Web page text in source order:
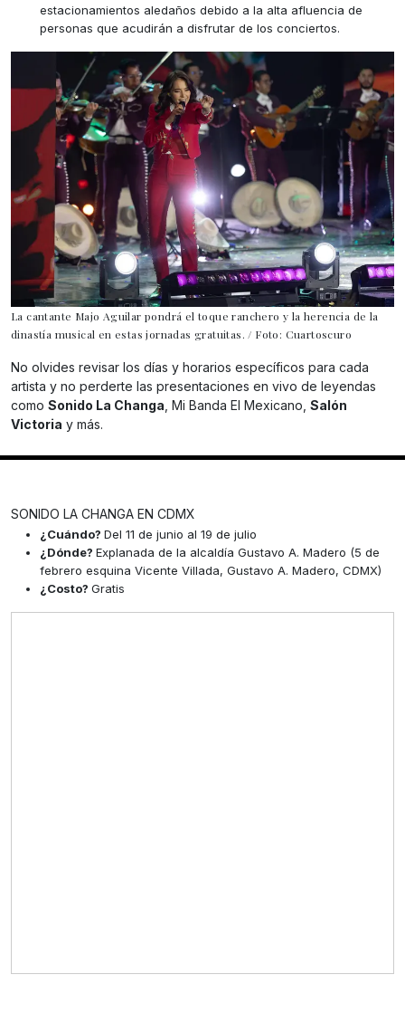
estacionamientos aledaños debido a la alta afluencia de
personas que acudirán a disfrutar de los conciertos.
La cantante Majo Aguilar pondrá el toque ranchero y la herencia de la
dinastía musical en estas jornadas gratuitas. / Foto: Cuartoscuro
No olvides revisar los días y horarios específicos para cada
artista y no perderte las presentaciones en vivo de leyendas
como Sonido La Changa, Mi Banda El Mexicano, Salón
Victoria y más.
SONIDO LA CHANGA EN CDMX
¿Cuándo? Del 11 de junio al 19 de julio
¿Dónde? Explanada de la alcaldía Gustavo A. Madero (5 de
febrero esquina Vicente Villada, Gustavo A. Madero, CDMX)
¿Costo? Gratis